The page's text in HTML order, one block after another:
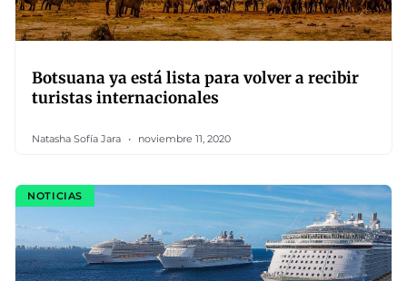
Botsuana ya está lista para volver a recibir
turistas internacionales
Natasha Sofía Jara noviembre 11, 2020
NOTICIAS